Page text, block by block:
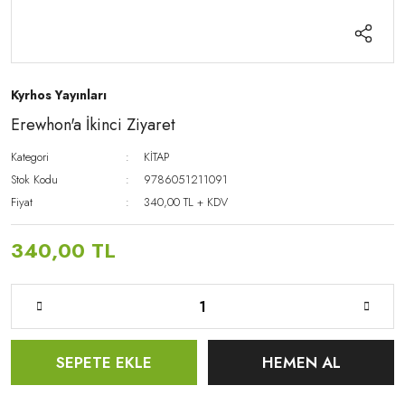
Kyrhos Yayınları
Erewhon'a İkinci Ziyaret
Kategori
KİTAP
Stok Kodu
9786051211091
Fiyat
340,00 TL + KDV
340,00 TL
SEPETE EKLE HEMEN AL